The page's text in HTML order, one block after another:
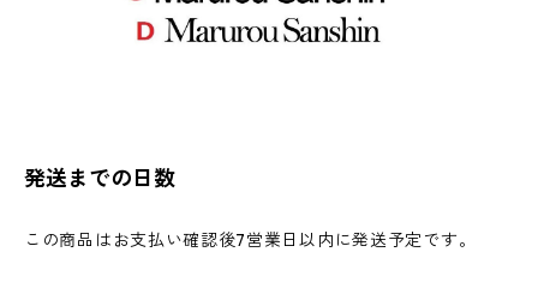
発送までの日数
この商品はお支払い確認後7営業日以内に発送予定です。